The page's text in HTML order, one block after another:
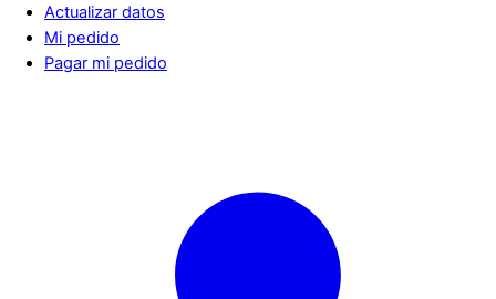
Actualizar datos
Mi pedido
Pagar mi pedido